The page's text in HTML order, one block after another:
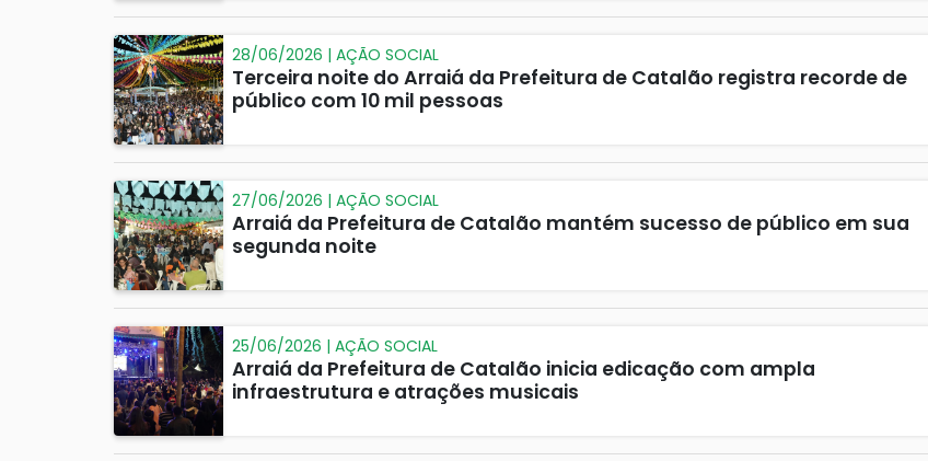
28/06/2026 | AÇÃO SOCIAL
Terceira noite do Arraiá da Prefeitura de Catalão registra recorde de
público com 10 mil pessoas
27/06/2026 | AÇÃO SOCIAL
Arraiá da Prefeitura de Catalão mantém sucesso de público em sua
segunda noite
25/06/2026 | AÇÃO SOCIAL
Arraiá da Prefeitura de Catalão inicia edicação com ampla
infraestrutura e atrações musicais